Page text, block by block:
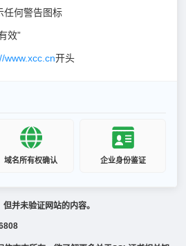
任何警告图标
效”
www.xcc.cn开头
域名所有权确认 企业身份鉴证
并未验证网站的内容。